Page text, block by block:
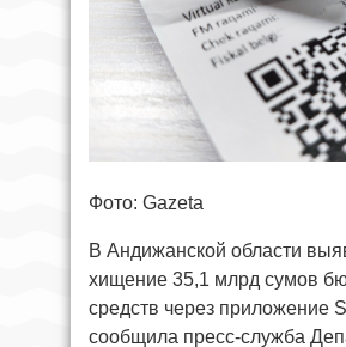
Фото: Gazeta
В Андижанской области
хищение 35,1 млрд сумов
средств через приложение
сообщила пресс-служба